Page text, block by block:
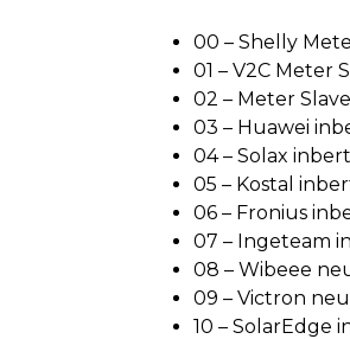
00 – Shelly
01 – V2C Meter
02 – Meter Slave
03 – Huawei
04 – Solax
05 – Kostal
06 – Fronius
07 – Ingeteam
08 – Wibeee
09 – Victron
10 – SolarEdge